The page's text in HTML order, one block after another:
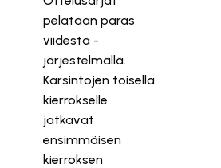
pelataan paras
viidestä -
järjestelmällä.
Karsintojen toisella
kierrokselle
jatkavat
ensimmäisen
kierroksen